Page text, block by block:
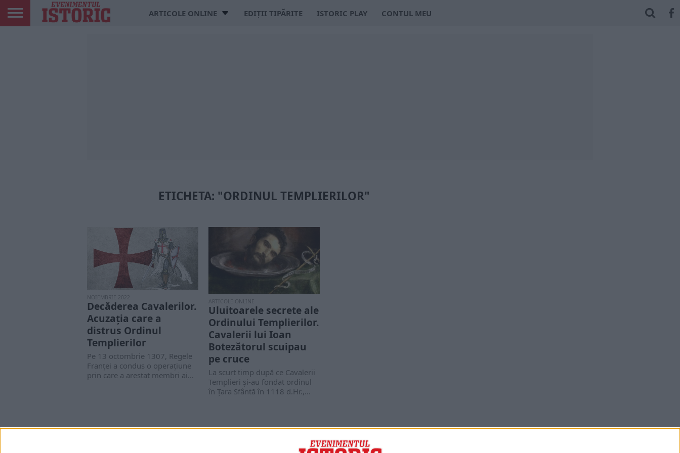
ARTICOLE ONLINE EDIȚII TIPĂRITE ISTORIC PLAY CONTUL MEU
ETICHETA: "ORDINUL TEMPLIERILOR"
NOIEMBRIE 2022
Decăderea Cavalerilor.
Acuzația care a
distrus Ordinul
Templierilor
Pe 13 octombrie 1307, Regele
Franței a condus o operațiune
prin care a arestat membri ai...
ARTICOLE ONLINE
Uluitoarele secrete ale
Ordinului Templierilor.
Cavalerii lui Ioan
Botezătorul scuipau
pe cruce
La scurt timp după ce Cavalerii
Templieri și-au fondat ordinul
în Țara Sfântă în 1118 d.Hr.,...